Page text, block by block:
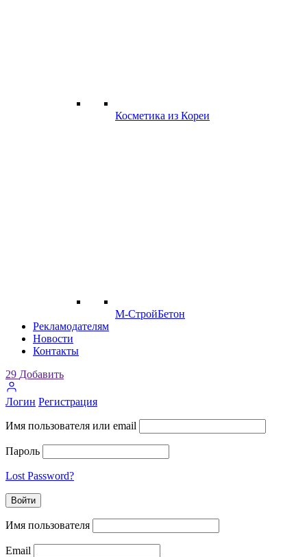
Косметика из Кореи
М-СтройБетон
Рекламодателям
Новости
Контакты
29 Добавить
Логин Регистрация
Имя пользователя или email
Пароль
Lost Password?
Имя пользователя
Email